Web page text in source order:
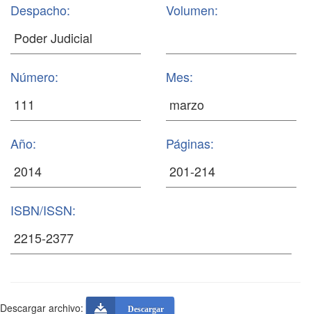
Despacho: Volumen:
Número: Mes:
Año: Páginas:
ISBN/ISSN:
Descargar archivo: Descargar